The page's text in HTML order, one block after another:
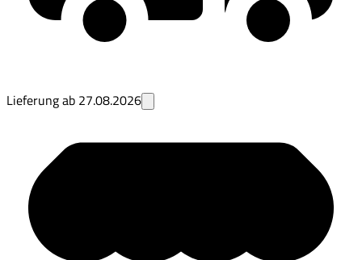
Lieferung ab 27.08.2026